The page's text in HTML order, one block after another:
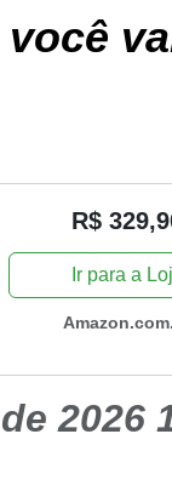
R$
Ir para a
2026